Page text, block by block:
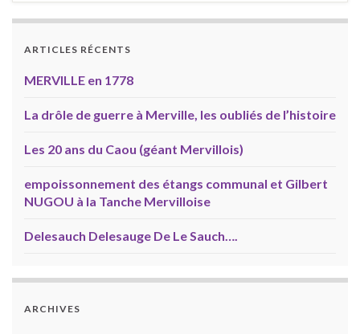
ARTICLES RÉCENTS
MERVILLE en 1778
La drôle de guerre à Merville, les oubliés de l’histoire
Les 20 ans du Caou (géant Mervillois)
empoissonnement des étangs communal et Gilbert
NUGOU à la Tanche Mervilloise
Delesauch Delesauge De Le Sauch….
ARCHIVES